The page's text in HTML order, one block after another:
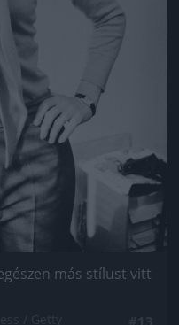
más stílust vitt